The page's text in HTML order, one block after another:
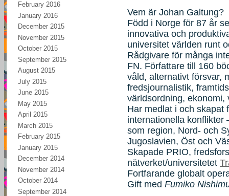
February 2016
January 2016
December 2015
November 2015
October 2015
September 2015
August 2015
July 2015
June 2015
May 2015
April 2015
March 2015
February 2015
January 2015
December 2014
November 2014
October 2014
September 2014
Vem är Johan Galtung?
Född i Norge för 87 år
innovativa och
universitet världen runt
Rådgivare för många
FN. Författare till 160
våld, alternativt försvar,
fredsjournalistik,
världsordning, ekonomi,
Har medlat i och skapat
internationella konflikter
som region, Nord- och
Jugoslavien, Öst och
Skapade PRIO,
nätverket/universitetet
Fortfarande globalt
Gift med Fumiko